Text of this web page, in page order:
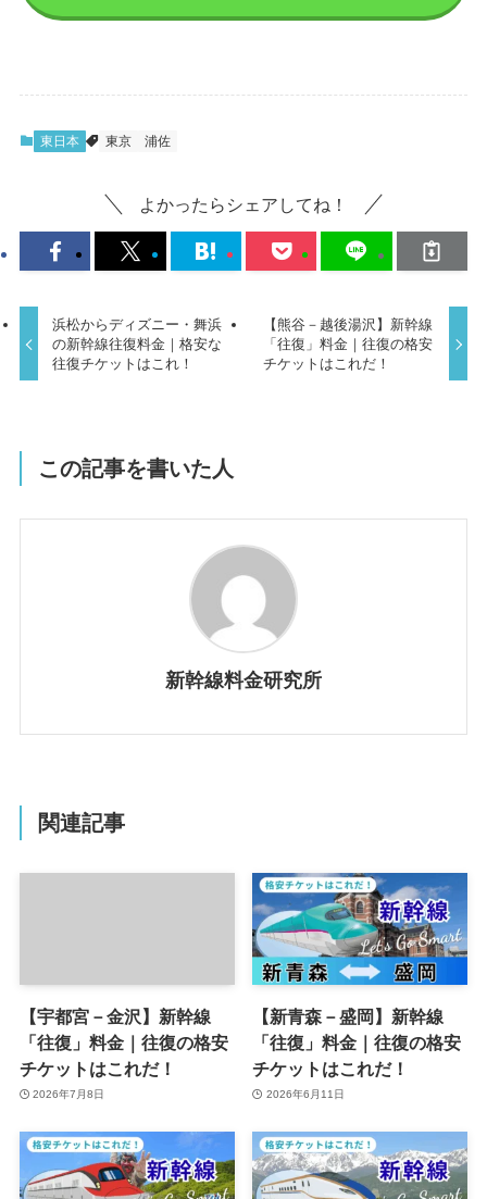
東日本 東京 浦佐
よかったらシェアしてね！
浜松からディズニー・舞浜
の新幹線往復料金｜格安な
往復チケットはこれ！
【熊谷－越後湯沢】新幹線
「往復」料金｜往復の格安
チケットはこれだ！
この記事を書いた人
新幹線料金研究所
関連記事
【宇都宮－金沢】新幹線
「往復」料金｜往復の格安
チケットはこれだ！
2026年7月8日
【新青森－盛岡】新幹線
「往復」料金｜往復の格安
チケットはこれだ！
2026年6月11日